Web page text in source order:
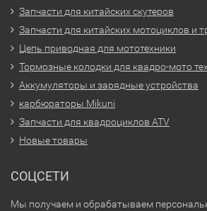
Запчасти для китайских скутеров
Запчасти для китайских мотоциклов и
Цепь приводная для мототехники
Тормозные колодки для квадро-мото
Аккумуляторы и зарядные устройства
карбюраторы Mikuni
Запчасти для квадроциклов ATV
Новые товары
СОЦСЕТИ
Мы получаем и обрабатываем